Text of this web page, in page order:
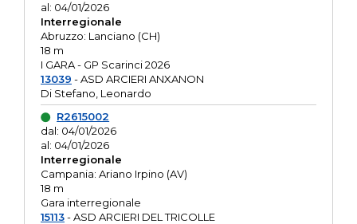
al: 04/01/2026
Interregionale
Abruzzo: Lanciano (CH)
18 m
I GARA - GP Scarinci 2026
13039 - ASD ARCIERI ANXANON
Di Stefano, Leonardo
R2615002
dal: 04/01/2026
al: 04/01/2026
Interregionale
Campania: Ariano Irpino (AV)
18 m
Gara interregionale
15113- ASD ARCIERI DEL TRICOLLE